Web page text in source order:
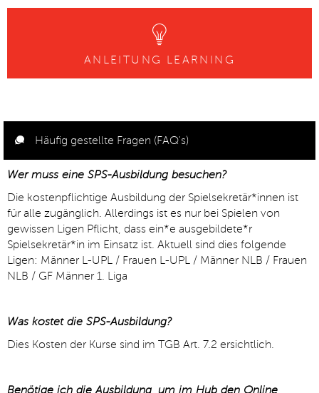
ANLEITUNG LEARNING
Häufig gestellte Fragen (FAQ's)
Wer muss eine SPS-Ausbildung besuchen?
Die kostenpflichtige Ausbildung der Spielsekretär*innen ist
für alle zugänglich. Allerdings ist es nur bei Spielen von
gewissen Ligen Pflicht, dass ein*e ausgebildete*r
Spielsekretär*in im Einsatz ist. Aktuell sind dies folgende
Ligen: Männer L-UPL / Frauen L-UPL / Männer NLB / Frauen
NLB / GF Männer 1. Liga
Was kostet die SPS-Ausbildung?
Dies Kosten der Kurse sind im TGB Art. 7.2 ersichtlich.
Benötige ich die Ausbildung, um im Hub den Online